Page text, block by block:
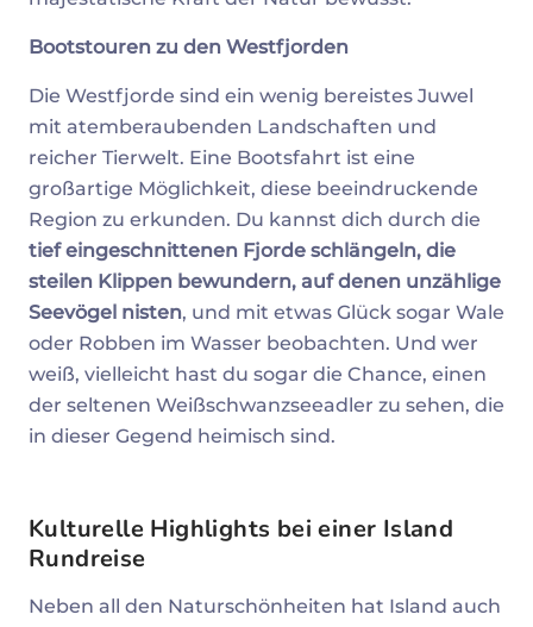
Bootstouren zu den Westfjorden
Die Westfjorde sind ein wenig bereistes Juwel
mit atemberaubenden Landschaften und
reicher Tierwelt. Eine Bootsfahrt ist eine
großartige Möglichkeit, diese beeindruckende
Region zu erkunden. Du kannst dich durch die
tief eingeschnittenen Fjorde schlängeln, die
steilen Klippen bewundern, auf denen unzählige
Seevögel nisten, und mit etwas Glück sogar Wale
oder Robben im Wasser beobachten. Und wer
weiß, vielleicht hast du sogar die Chance, einen
der seltenen Weißschwanzseeadler zu sehen, die
in dieser Gegend heimisch sind.
Kulturelle Highlights bei einer Island
Rundreise
Neben all den Naturschönheiten hat Island auch